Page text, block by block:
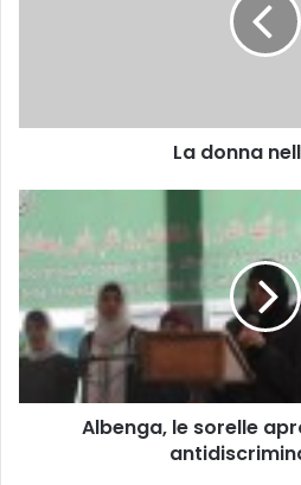
La donna
Albenga, le sorelle